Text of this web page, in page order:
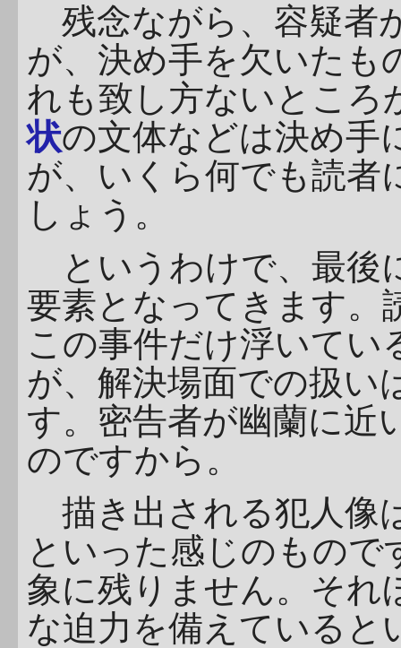
残念ながら、容疑者
が、決め手を欠いたも
れも致し方ないところ
状の文体などは決め手
が、いくら何でも読者
しょう。
というわけで、最後
要素となってきます。
この事件だけ浮いてい
が、解決場面での扱い
す。密告者が幽蘭に近
のですから。
描き出される犯人像
といった感じのもの
象に残りません。それ
な迫力を備えていると